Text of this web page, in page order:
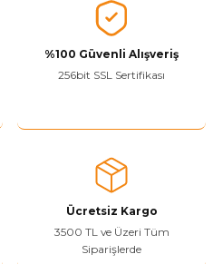
olmalı.
%100 Güvenli Alışveriş
256bit SSL Sertifikası
Ücretsiz Kargo
3500 TL ve Üzeri Tüm
Siparişlerde